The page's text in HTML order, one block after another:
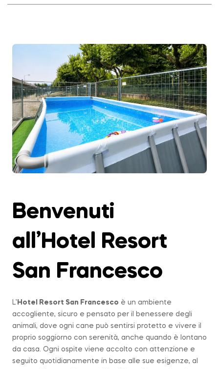
Benvenuti
all’Hotel Resort
San Francesco
L’ Hotel Resort San Francesco è un ambiente
accogliente, sicuro e pensato per il benessere degli
animali, dove ogni cane può sentirsi protetto e vivere il
proprio soggiorno con serenità, anche quando è lontano
da casa. Ogni ospite viene accolto con attenzione e
seguito quotidianamente in base alle sue esigenze, al